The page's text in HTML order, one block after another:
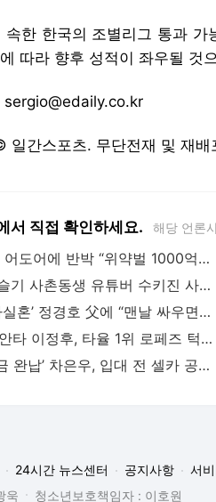
속한 한국의 조별리그 통과
따라 향후 성적이 좌우될 것
sergio@edaily.co.kr
간스포츠. 무단전재 및 재배
서 직접 확인하세요. 해당 언론
다니엘 측, 어도어에 반박 “위약벌 1000억 육박, 어떤 기획사가 영입하겠나” - 일간스포츠
레드벨벳 슬기 사촌동생 유튜버 수키진 사망... “갑작스러운 사고” - 일간스포츠
박정수, ‘사실혼’ 정경호 父에 “맨날 싸우면서도 살아…내 자존심” (웬만해선) - 일간스포츠
18G 연속 안타 이정후, 타율 1위 로페즈 턱밑 추격...한국인 최초 타격왕 현실되나 - 일간스포츠
‘130억 세금 완납’ 차은우, 입대 전 셀카 공개 [IS하이컷] - 일간스포츠
24시간 뉴스센터 공지사항
서
욱
청소년보호책임자 : 이호원